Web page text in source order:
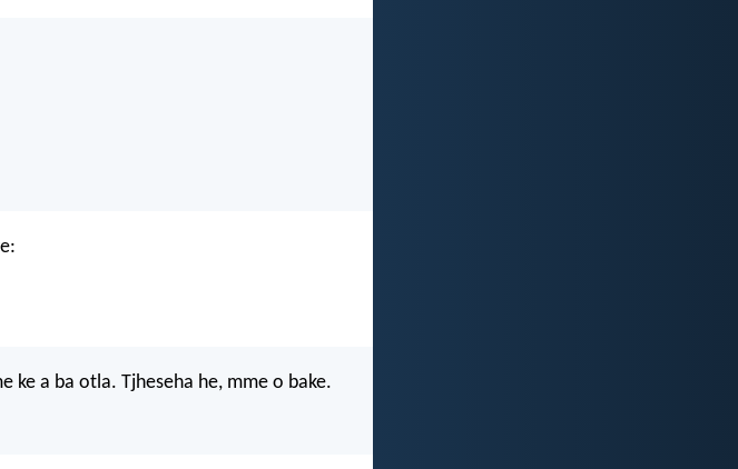
ke a ba otla. Tjheseha he, mme o bake.